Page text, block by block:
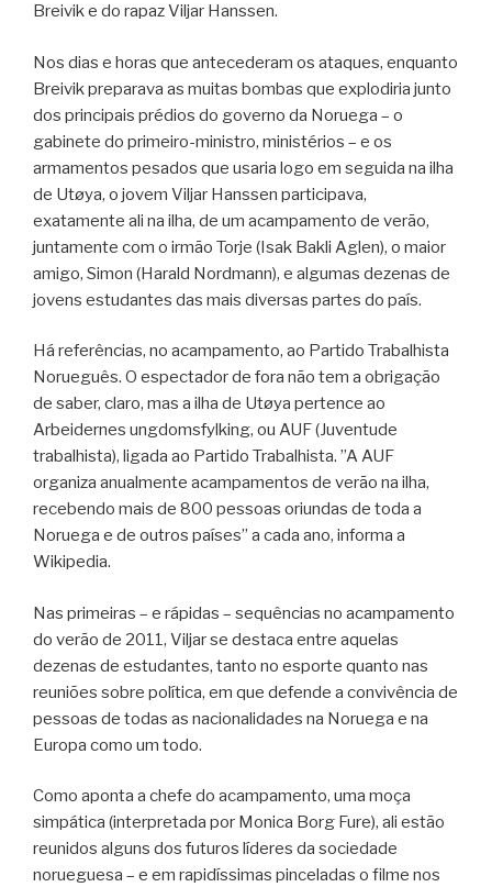
Breivik e do rapaz Viljar Hanssen.
Nos dias e horas que antecederam os ataques, enquanto
Breivik preparava as muitas bombas que explodiria junto
dos principais prédios do governo da Noruega – o
gabinete do primeiro-ministro, ministérios – e os
armamentos pesados que usaria logo em seguida na ilha
de Utøya, o jovem Viljar Hanssen participava,
exatamente ali na ilha, de um acampamento de verão,
juntamente com o irmão Torje (Isak Bakli Aglen), o maior
amigo, Simon (Harald Nordmann), e algumas dezenas de
jovens estudantes das mais diversas partes do país.
Há referências, no acampamento, ao Partido Trabalhista
Norueguês. O espectador de fora não tem a obrigação
de saber, claro, mas a ilha de Utøya pertence ao
Arbeidernes ungdomsfylking, ou AUF (Juventude
trabalhista), ligada ao Partido Trabalhista. ”A AUF
organiza anualmente acampamentos de verão na ilha,
recebendo mais de 800 pessoas oriundas de toda a
Noruega e de outros países” a cada ano, informa a
Wikipedia.
Nas primeiras – e rápidas – sequências no acampamento
do verão de 2011, Viljar se destaca entre aquelas
dezenas de estudantes, tanto no esporte quanto nas
reuniões sobre política, em que defende a convivência de
pessoas de todas as nacionalidades na Noruega e na
Europa como um todo.
Como aponta a chefe do acampamento, uma moça
simpática (interpretada por Monica Borg Fure), ali estão
reunidos alguns dos futuros líderes da sociedade
norueguesa – e em rapidíssimas pinceladas o filme nos